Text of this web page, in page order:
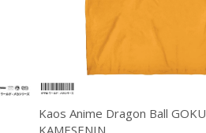
Kaos Anime Dragon Ball GOKU
KAMESENIN